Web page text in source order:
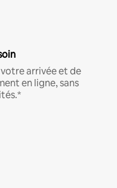
arrivée et de
en ligne, sans